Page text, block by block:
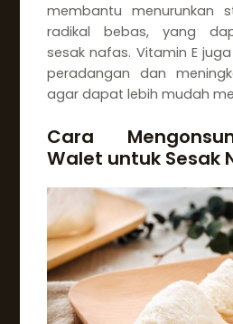
membantu menurunkan
radikal bebas, yang
sesak nafas. Vitamin E
peradangan dan
agar dapat lebih mudah
Cara
Walet untuk Sesak